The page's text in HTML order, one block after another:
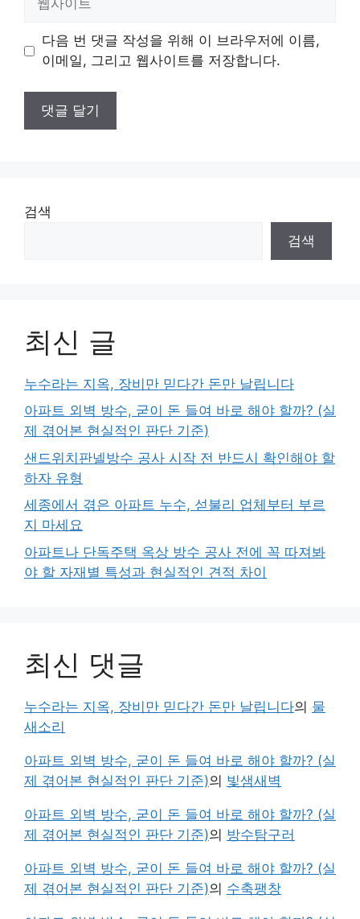
트
다음 번 댓글 작성을 위해 이 브라우저에 이름,
이메일, 그리고 웹사이트를 저장합니다.
검색
검색
최신 글
누수라는 지옥, 장비만 믿다간 돈만 날립니다
아파트 외벽 방수, 굳이 돈 들여 바로 해야 할까? (실
제 겪어본 현실적인 판단 기준)
샌드위치판넬방수 공사 시작 전 반드시 확인해야 할
하자 유형
세종에서 겪은 아파트 누수, 섣불리 업체부터 부르
지 마세요
아파트나 단독주택 옥상 방수 공사 전에 꼭 따져봐
야 할 자재별 특성과 현실적인 견적 차이
최신 댓글
누수라는 지옥, 장비만 믿다간 돈만 날립니다의 물
새소리
아파트 외벽 방수, 굳이 돈 들여 바로 해야 할까? (실
제 겪어본 현실적인 판단 기준)의 빛샘새벽
아파트 외벽 방수, 굳이 돈 들여 바로 해야 할까? (실
제 겪어본 현실적인 판단 기준)의 방수탐구러
아파트 외벽 방수, 굳이 돈 들여 바로 해야 할까? (실
제 겪어본 현실적인 판단 기준)의 수축팽창